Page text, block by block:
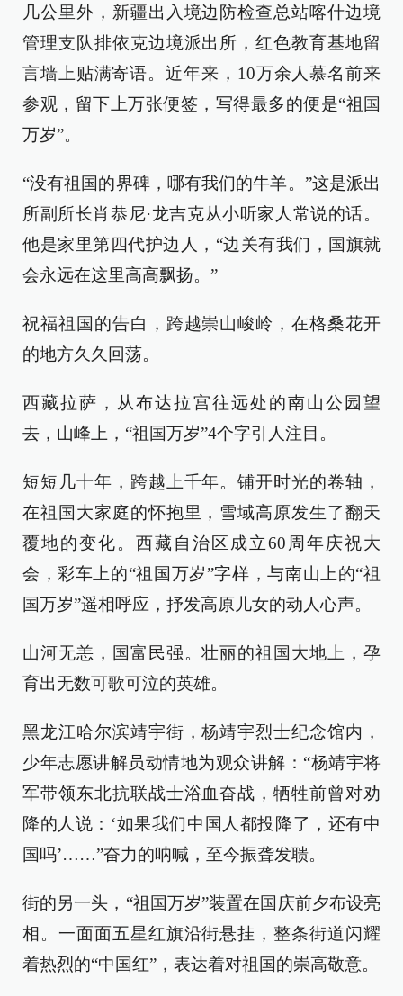
几公里外，新疆出入境边防检查总站喀什边境
管理支队排依克边境派出所，红色教育基地留
言墙上贴满寄语。近年来，10万余人慕名前来
参观，留下上万张便签，写得最多的便是“祖国
万岁”。
“没有祖国的界碑，哪有我们的牛羊。”这是派出
所副所长肖恭尼·龙吉克从小听家人常说的话。
他是家里第四代护边人，“边关有我们，国旗就
会永远在这里高高飘扬。”
祝福祖国的告白，跨越崇山峻岭，在格桑花开
的地方久久回荡。
西藏拉萨，从布达拉宫往远处的南山公园望
去，山峰上，“祖国万岁”4个字引人注目。
短短几十年，跨越上千年。铺开时光的卷轴，
在祖国大家庭的怀抱里，雪域高原发生了翻天
覆地的变化。西藏自治区成立60周年庆祝大
会，彩车上的“祖国万岁”字样，与南山上的“祖
国万岁”遥相呼应，抒发高原儿女的动人心声。
山河无恙，国富民强。壮丽的祖国大地上，孕
育出无数可歌可泣的英雄。
黑龙江哈尔滨靖宇街，杨靖宇烈士纪念馆内，
少年志愿讲解员动情地为观众讲解：“杨靖宇将
军带领东北抗联战士浴血奋战，牺牲前曾对劝
降的人说：‘如果我们中国人都投降了，还有中
国吗’……”奋力的呐喊，至今振聋发聩。
街的另一头，“祖国万岁”装置在国庆前夕布设亮
相。一面面五星红旗沿街悬挂，整条街道闪耀
着热烈的“中国红”，表达着对祖国的崇高敬意。